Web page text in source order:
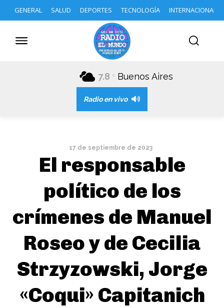
GENERAL SALUD DEPORTES TECNOLOGÍA INTERNACIONAL
7.8 C Buenos Aires
Radio en vivo
17 de septiembre de 2023
El responsable
político de los
crímenes de Manuel
Roseo y de Cecilia
Strzyzowski, Jorge
«Coqui» Capitanich